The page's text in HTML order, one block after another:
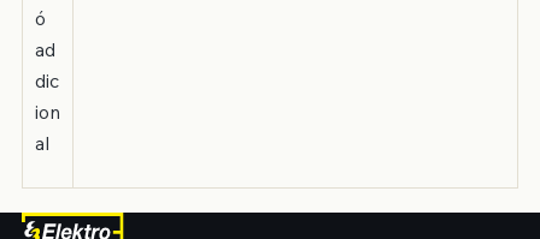
ó
ad
dic
ion
al